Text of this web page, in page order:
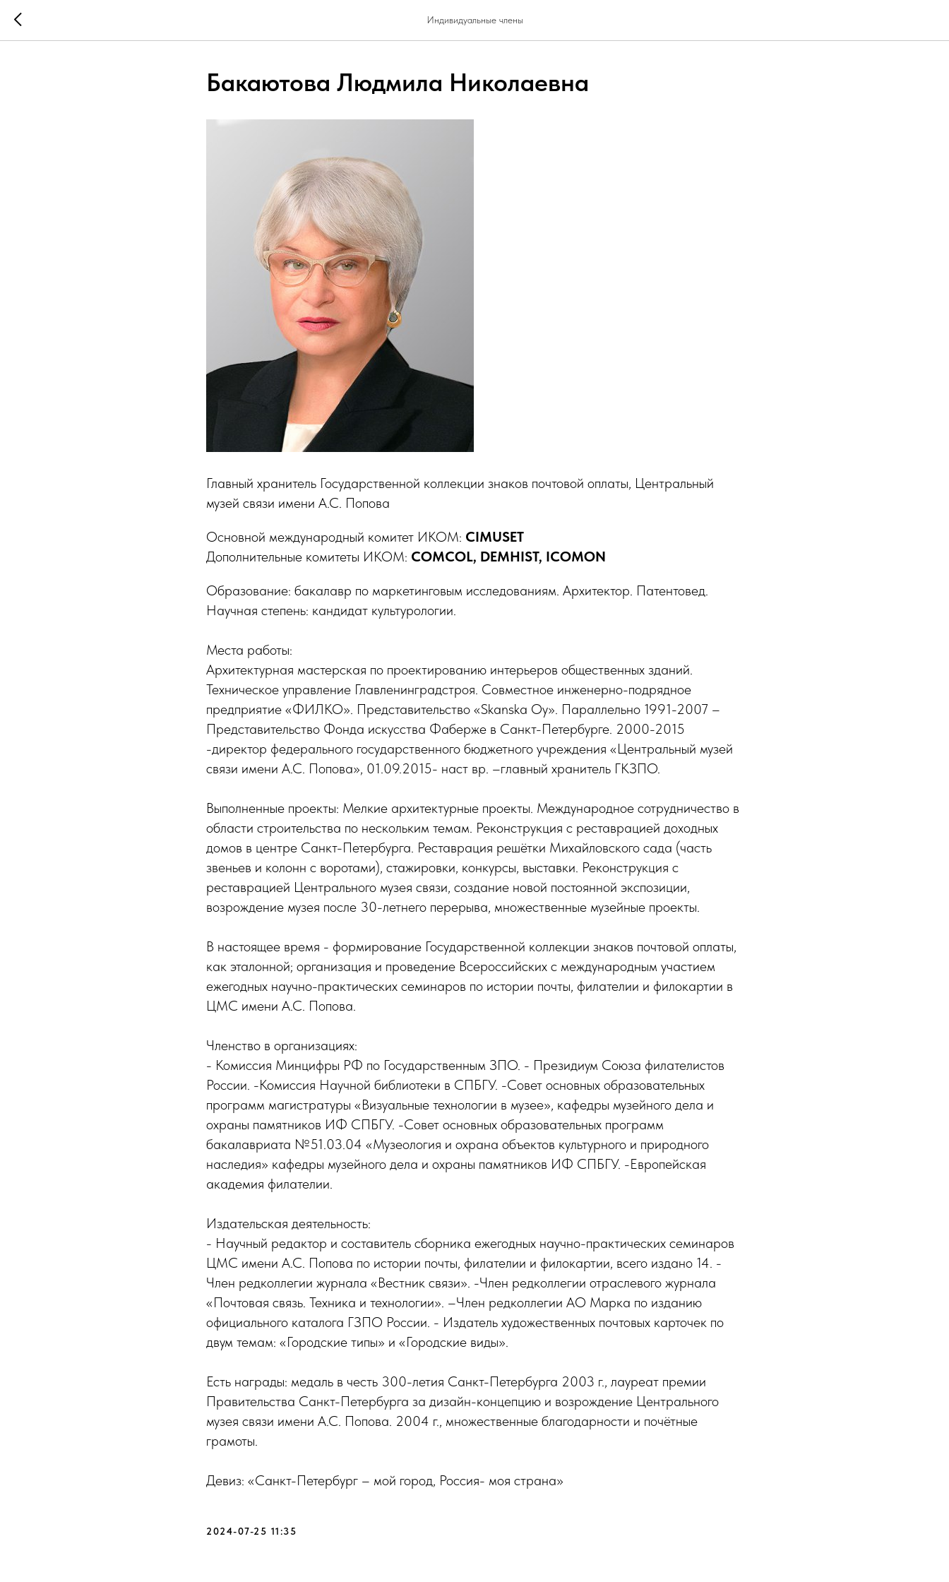
Индивидуальные члены
Бакаютова Людмила Николаевна
Главный хранитель Государственной коллекции знаков почтовой оплаты, Центральный
музей связи имени А.С. Попова
Основной международный комитет ИКОМ: CIMUSET
Дополнительные комитеты ИКОМ: COMCOL, DEMHIST, ICOMON
Образование: бакалавр по маркетинговым исследованиям. Архитектор. Патентовед.
Научная степень: кандидат культурологии.
Места работы:
Архитектурная мастерская по проектированию интерьеров общественных зданий.
Техническое управление Главленинградстроя. Совместное инженерно-подрядное
предприятие «ФИЛКО». Представительство «Skanska Oy». Параллельно 1991-2007 –
Представительство Фонда искусства Фаберже в Санкт-Петербурге. 2000-2015
-директор федерального государственного бюджетного учреждения «Центральный музей
связи имени А.С. Попова», 01.09.2015- наст вр. –главный хранитель ГКЗПО.
Выполненные проекты: Мелкие архитектурные проекты. Международное сотрудничество в
области строительства по нескольким темам. Реконструкция с реставрацией доходных
домов в центре Санкт-Петербурга. Реставрация решётки Михайловского сада (часть
звеньев и колонн с воротами), стажировки, конкурсы, выставки. Реконструкция с
реставрацией Центрального музея связи, создание новой постоянной экспозиции,
возрождение музея после 30-летнего перерыва, множественные музейные проекты.
В настоящее время - формирование Государственной коллекции знаков почтовой оплаты,
как эталонной; организация и проведение Всероссийских с международным участием
ежегодных научно-практических семинаров по истории почты, филателии и филокартии в
ЦМС имени А.С. Попова.
Членство в организациях:
- Комиссия Минцифры РФ по Государственным ЗПО. - Президиум Союза филателистов
России. -Комиссия Научной библиотеки в СПБГУ. -Совет основных образовательных
программ магистратуры «Визуальные технологии в музее», кафедры музейного дела и
охраны памятников ИФ СПБГУ. -Совет основных образовательных программ
бакалавриата №51.03.04 «Музеология и охрана объектов культурного и природного
наследия» кафедры музейного дела и охраны памятников ИФ СПБГУ. -Европейская
академия филателии.
Издательская деятельность:
- Научный редактор и составитель сборника ежегодных научно-практических семинаров
ЦМС имени А.С. Попова по истории почты, филателии и филокартии, всего издано 14. -
Член редколлегии журнала «Вестник связи». -Член редколлегии отраслевого журнала
«Почтовая связь. Техника и технологии». –Член редколлегии АО Марка по изданию
официального каталога ГЗПО России. - Издатель художественных почтовых карточек по
двум темам: «Городские типы» и «Городские виды».
Есть награды: медаль в честь 300-летия Санкт-Петербурга 2003 г., лауреат премии
Правительства Санкт-Петербурга за дизайн-концепцию и возрождение Центрального
музея связи имени А.С. Попова. 2004 г., множественные благодарности и почётные
грамоты.
Девиз: «Санкт-Петербург – мой город, Россия- моя страна»
2024-07-25 11:35